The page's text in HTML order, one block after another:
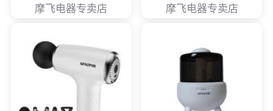
摩飞电器专卖店 摩飞电器专卖店